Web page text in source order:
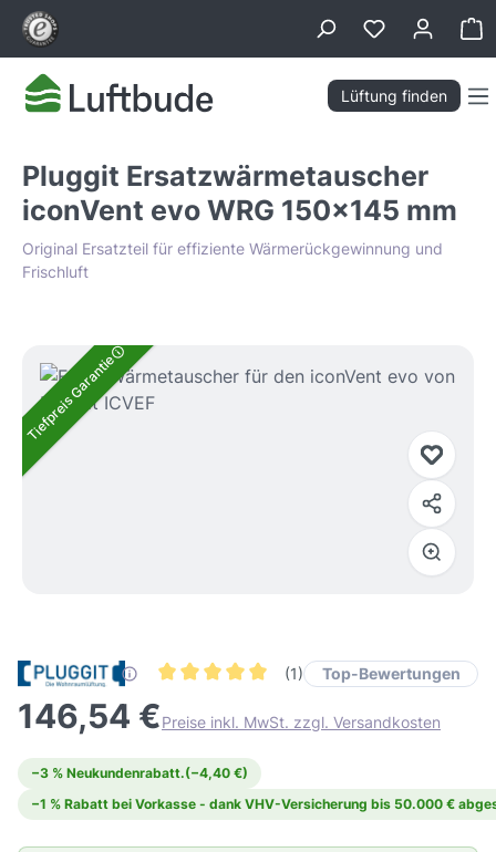
springen
Lüftung finden
Pluggit Ersatzwärmetauscher
iconVent evo WRG 150x145 mm
Original Ersatzteil für effiziente Wärmerückgewinnung und
Frischluft
Bildergalerie überspringen
Tiefpreis Garantie
(1) Top-Bewertungen
146,54 €Preise inkl. MwSt. zzgl. Versandkosten
−3 % Neukundenrabatt.(−4,40 €)
−1 % Rabatt bei Vorkasse - dank VHV-Versicherung bis 50.000 €